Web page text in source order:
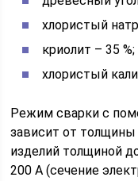
хлористый
криолит – 35 %;
хлористый
Режим сварки с
зависит от толщины
изделий толщиной
200 А (сечение